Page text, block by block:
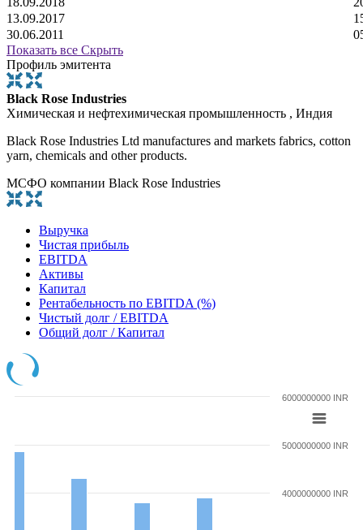
13.09.2017
30.06.2011
Показать все Скрыть
Профиль эмитента
Black Rose Industries
Химическая и нефтехимическая промышленность , Индия
Black Rose Industries Ltd manufactures and markets fabrics, cotton
yarn, chemicals and other products.
МСФО компании Black Rose Industries
Выручка
Чистая прибыль
EBITDA
Активы
Капитал
Рентабельность по EBITDA (%)
Чистый долг / EBITDA
Общий долг / Капитал
4000000000 INR
5000000000 INR
6000000000 INR